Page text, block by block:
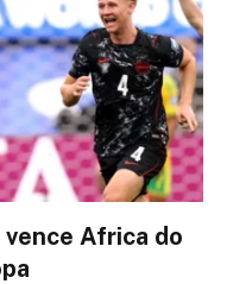
vence Africa do